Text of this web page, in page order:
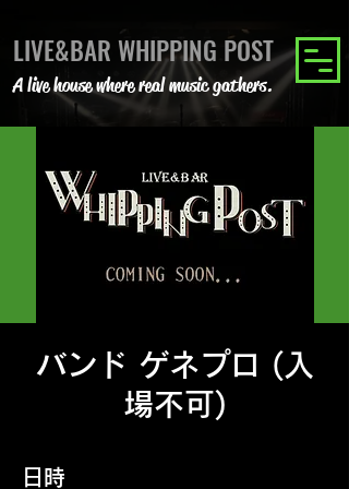
LIVE&BAR WHIPPING POST
A live house where real music gathers.
バンド ゲネプロ (入
場不可)
日時